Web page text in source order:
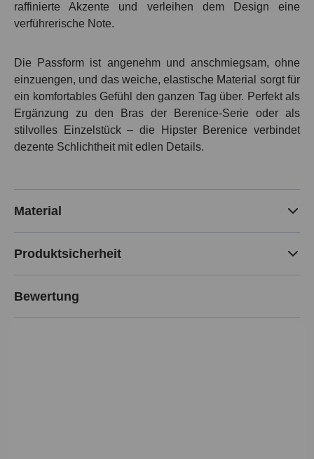
raffinierte Akzente und verleihen dem Design eine
verführerische Note.
Die Passform ist angenehm und anschmiegsam, ohne
einzuengen, und das weiche, elastische Material sorgt für
ein komfortables Gefühl den ganzen Tag über. Perfekt als
Ergänzung zu den Bras der Berenice-Serie oder als
stilvolles Einzelstück – die Hipster Berenice verbindet
dezente Schlichtheit mit edlen Details.
Material
Produktsicherheit
Bewertung